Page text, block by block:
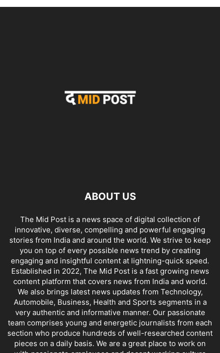
ABOUT US
The Mid Post is a news space of digital collection of
innovative, diverse, compelling and powerful engaging
stories from India and around the world. We strive to keep
you on top of every possible news trend by creating
engaging and insightful content at lightning-quick speed.
Established in 2022, The Mid Post is a fast growing news
content platform that covers news from India and world.
We also brings latest news updates from Technology,
Automobile, Business, Health and Sports segments in a
very authentic and informative manner. Our passionate
team comprises young and energetic journalists from each
section who produce hundreds of well-researched content
pieces on a daily basis. We are a great place to work on